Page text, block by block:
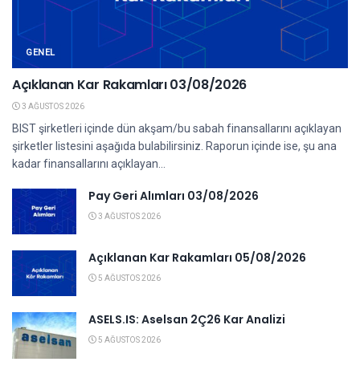
GENEL
Açıklanan Kar Rakamları 03/08/2026
3 AĞUSTOS 2026
BIST şirketleri içinde dün akşam/bu sabah finansallarını açıklayan
şirketler listesini aşağıda bulabilirsiniz. Raporun içinde ise, şu ana
kadar finansallarını açıklayan...
Pay Geri Alımları 03/08/2026
3 AĞUSTOS 2026
Açıklanan Kar Rakamları 05/08/2026
5 AĞUSTOS 2026
ASELS.IS: Aselsan 2Ç26 Kar Analizi
5 AĞUSTOS 2026